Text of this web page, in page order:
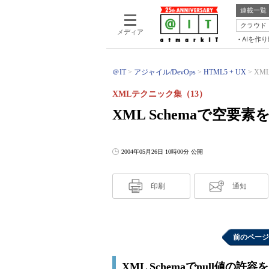
メディア
連載一覧
クラウド
AIを作
＠IT アジャイル/DevOps HTML5 + UX
XML Schemaで空要素
XMLテクニック集（13）
2004年05月26日 10時00分 公開
印刷 通知
前のペー
XML Schemaでnull値の許容